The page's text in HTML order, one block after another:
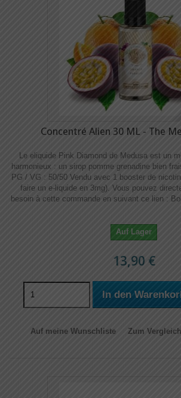
Concentré Alien 30 ML - The
Le eliquide Pink Diamond de Medusa est un
harmonieux : un sirop pomme grenadine bien
PG / VG : 50/50 Vendu avec 1 booster de
faire un e-liquide en 3mg). Vous pouvez
besoin à cette commande en suivant ce lien :
Auf Lager
13,90 €
In den
Auf meine Wunschliste Zum